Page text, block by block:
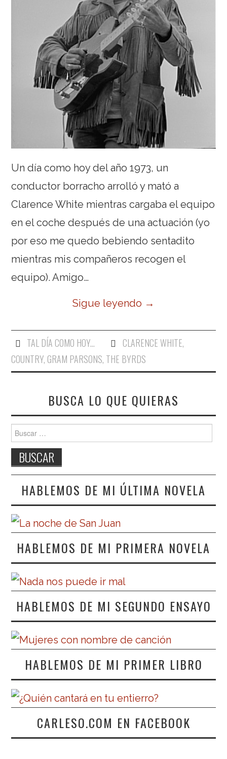
Un día como hoy del año 1973, un
conductor borracho arrolló y mató a
Clarence White mientras cargaba el equipo
en el coche después de una actuación (yo
por eso me quedo bebiendo sentadito
mientras mis compañeros recogen el
equipo). Amigo…
Sigue leyendo →
TAL DÍA COMO HOY... CLARENCE WHITE,
COUNTRY, GRAM PARSONS, THE BYRDS
BUSCA LO QUE QUIERAS
Buscar:
HABLEMOS DE MI ÚLTIMA NOVELA
HABLEMOS DE MI PRIMERA NOVELA
HABLEMOS DE MI SEGUNDO ENSAYO
HABLEMOS DE MI PRIMER LIBRO
CARLESO.COM EN FACEBOOK